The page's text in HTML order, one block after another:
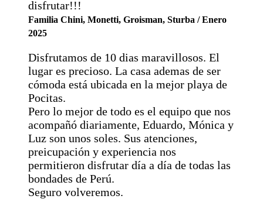
disfrutar!!!
Familia Chini, Monetti, Groisman, Sturba / Enero
2025
Disfrutamos de 10 dias maravillosos. El
lugar es precioso. La casa ademas de ser
cómoda está ubicada en la mejor playa de
Pocitas.
Pero lo mejor de todo es el equipo que nos
acompañó diariamente, Eduardo, Mónica y
Luz son unos soles. Sus atenciones,
preicupación y experiencia nos
permitieron disfrutar día a día de todas las
bondades de Perú.
Seguro volveremos.